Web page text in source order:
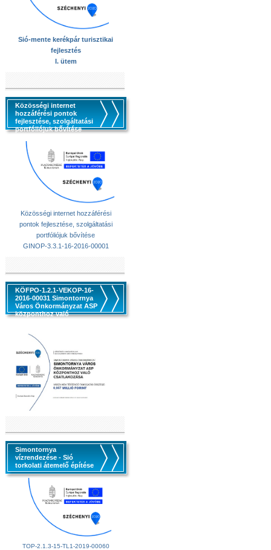
Sió-mente kerékpár turisztikai
fejlesztés
I. ütem
Közösségi internet
hozzáférési pontok
fejlesztése, szolgáltatási
portfóliójuk bővítése
Közösségi internet hozzáférési
pontok fejlesztése, szolgáltatási
portfóliójuk bővítése
GINOP-3.3.1-16-2016-00001
KÖFPO-1.2.1-VEKOP-16-
2016-00031 Simontornya
Város Önkormányzat ASP
központhoz való
Simontornya
vízrendezése - Sió
torkolati átemelő építése
TOP-2.1.3-15-TL1-2019-00060